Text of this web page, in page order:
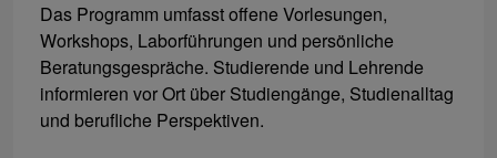
Das Programm umfasst offene Vorlesungen,
Workshops, Laborführungen und persönliche
Beratungsgespräche. Studierende und Lehrende
informieren vor Ort über Studiengänge, Studienalltag
und berufliche Perspektiven.